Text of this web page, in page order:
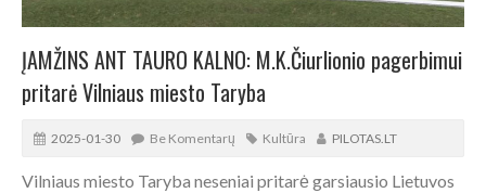
ĮAMŽINS ANT TAURO KALNO: M.K.Čiurlionio pagerbimui
pritarė Vilniaus miesto Taryba
2025-01-30 Be Komentarų Kultūra PILOTAS.LT
Vilniaus miesto Taryba neseniai pritarė garsiausio Lietuvos